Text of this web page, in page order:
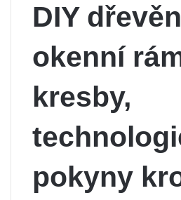
DIY
okenní
kresby,
pokyny